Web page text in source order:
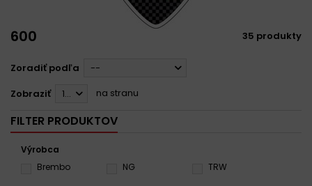
600 35 produkty
Zoradiť podľa
--
Zobraziť
12 na stranu
FILTER PRODUKTOV
Výrobca
Brembo
NG TRW